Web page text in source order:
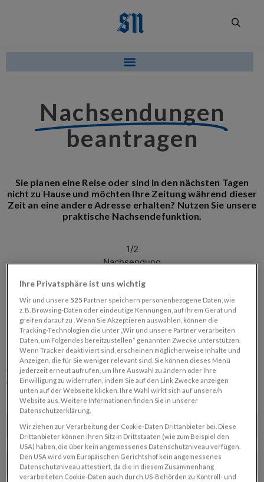
Nachsendungen
beantragen
Sie planen eine Reise oder sind in den nächsten Tagen
nicht zu Hause und möchten Ihre Zeitung während dieser
Zeit an eine andere Adresse erhalten? Nutzen Sie unsere
praktische Nachsendefunktion.
1/2
Nachsendung
NACHSENDUNGEN „URLAUBSSERVICE“
Bitte beachten Sie, dass eine gewünschte Änderung zur
Lieferung frühestens zwei volle Werktage (Mo-Fr) nach
erfolgter Bearbeitung durch unser Service-Center aktiv
werden kann.
Nachsendung von*
bis*
Ihre Privatsphäre ist uns wichtig
Wir und unsere 525 Partner speichern personenbezogene Daten, wie
z. B. Browsing-Daten oder eindeutige Kennungen, auf Ihrem Gerät und
greifen darauf zu . Wenn Sie Akzeptieren auswählen, können die
Tracking-Technologien die unter „Wir und unsere Partner verarbeiten
Daten, um Folgendes bereitzustellen“ genannten Zwecke unterstützen.
Wenn Tracker deaktiviert sind, erscheinen möglicherweise Inhalte und
Anzeigen, die für Sie weniger relevant sind. Sie können dieses Menü
jederzeit erneut aufrufen, um Ihre Auswahl zu ändern oder Ihre
Einwilligung zu widerrufen, indem Sie auf den Link Zwecke anzeigen
unten auf der Webseite klicken. Ihre Wahl wirkt sich auf unsere/n
Website aus. Weitere Informationen finden Sie in unserer
Datenschutzerklärung.
Wir ziehen zur Verarbeitung der Cookie-Daten Drittanbieter bei. Diese
Drittanbieter können ihren Sitz in Drittstaaten (wie zum Beispiel den
USA) haben, die über kein angemessenes Datenschutzniveau verfügen.
Den USA wird vom Europäischen Gerichtshof kein angemessenes
Datenschutzniveau attestiert, da die in diesem Zusammenhang
verarbeiteten Cookie-Daten auch durch US-Behörden zu Kontroll- und